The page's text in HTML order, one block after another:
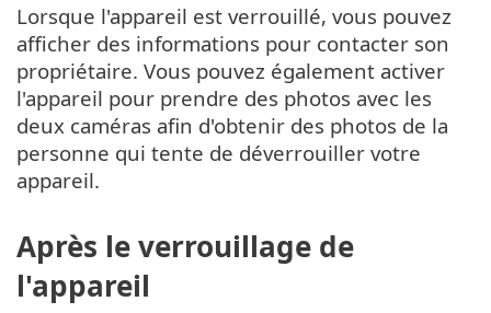
Lorsque l'appareil est verrouillé, vous pouvez
afficher des informations pour contacter son
propriétaire. Vous pouvez également activer
l'appareil pour prendre des photos avec les
deux caméras afin d'obtenir des photos de la
personne qui tente de déverrouiller votre
appareil.
Après le verrouillage de
l'appareil